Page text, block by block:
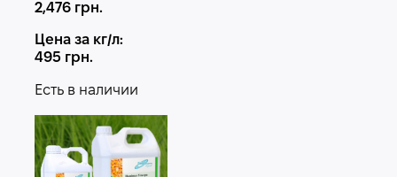
2,476 грн.
Цена за кг/л:
495 грн.
Есть в наличии